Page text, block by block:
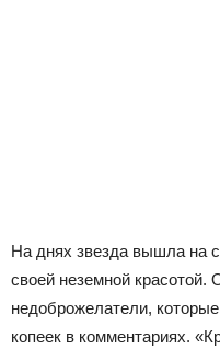
На днях звезда вышла на
своей неземной красотой.
недоброжелатели,
копеек в комментариях.